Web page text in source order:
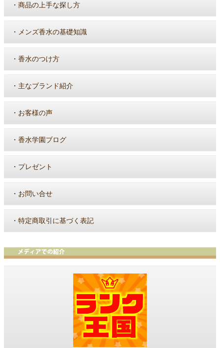
・ 商品の上手な探し方
・ メンズ香水の基礎知識
・ 香水のつけ方
・ 主なブランド紹介
・ お客様の声
・ 香水学園ブログ
・ プレゼント
・ お問い合せ
・ 特定商取引に基づく表記